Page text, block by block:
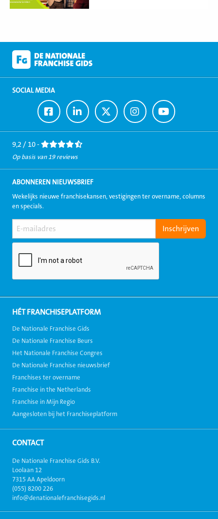
SOCIAL MEDIA
Ga
naar
Facebook
Ga
naar
LinkedIn
Ga
naar
Twitter
Ga
naar
Instagram
Ga
naar
Youtube
9,2 / 10 -
Op basis van 19 reviews
ABONNEREN NIEUWSBRIEF
Wekelijks nieuwe franchisekansen, vestigingen ter overname, columns
en specials.
HÉT FRANCHISEPLATFORM
De Nationale Franchise Gids
De Nationale Franchise Beurs
Het Nationale Franchise Congres
De Nationale Franchise nieuwsbrief
Franchises ter overname
Franchise in the Netherlands
Franchise in Mijn Regio
Aangesloten bij het Franchiseplatform
CONTACT
De Nationale Franchise Gids B.V.
Loolaan 12
7315 AA Apeldoorn
(055) 8200 226
info@denationalefranchisegids.nl